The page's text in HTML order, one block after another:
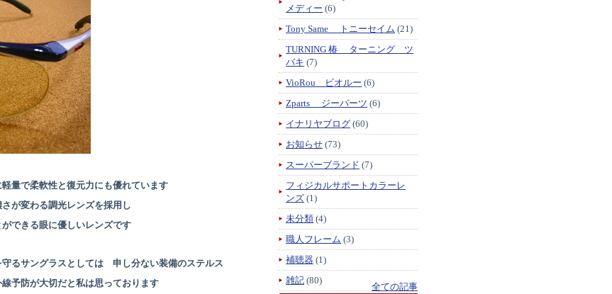
量で柔軟性と復元力にも優れています
が変わる調光レンズを採用し
できる眼に優しいレンズです
るサングラスとしては 申し分ない装備のステルス
予防が大切だと私は思っております
メディー (6)
Tony Same トニーセイム (21)
TURNING 椿 ターニング ツ
バキ (7)
VioRou ビオルー (6)
Zparts ジーパーツ (6)
イナリヤブログ (60)
お知らせ (73)
スーパーブランド (7)
フィジカルサポートカラーレ
ンズ (1)
未分類 (4)
職人フレーム (3)
補聴器 (1)
雑記 (80)
全ての記事